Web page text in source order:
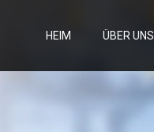
HEIM ÜBER UNS